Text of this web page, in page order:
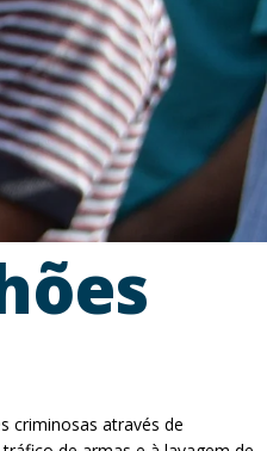
criminosas através de